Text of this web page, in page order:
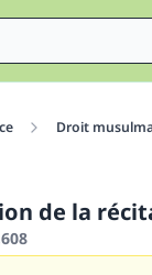
Droit
de la